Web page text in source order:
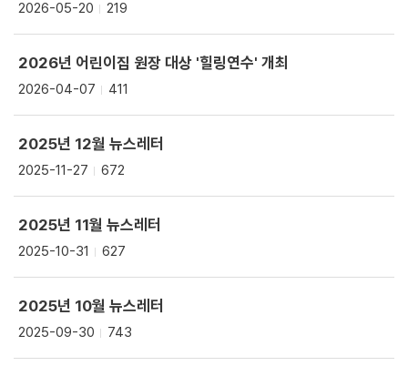
2026-05-20 219
2026년 어린이집 원장 대상 '힐링연수' 개최
2026-04-07 411
2025년 12월 뉴스레터
2025-11-27 672
2025년 11월 뉴스레터
2025-10-31 627
2025년 10월 뉴스레터
2025-09-30 743